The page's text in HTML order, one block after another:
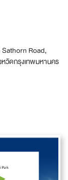
Road,
วัดกรุงเทพมหานคร